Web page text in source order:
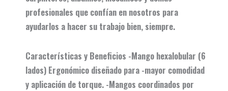
profesionales que confían en nosotros para
ayudarlos a hacer su trabajo bien, siempre.
Características y Beneficios -Mango hexalobular (6
lados) Ergonómico diseñado para -mayor comodidad
y aplicación de torque. -Mangos coordinados por